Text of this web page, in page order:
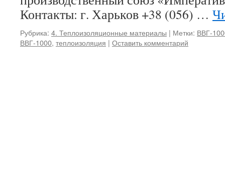
Контакты: г. Харьков +38 (056) …
Рубрика: 4. Теплоизоляционные материалы | Метки: ВВГ-
ВВГ-1000, теплоизоляция | Оставить комментарий